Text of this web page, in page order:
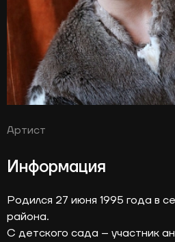
Артист
Информация
Родился 27 июня 1995 года в
района.
С детского сада – участник